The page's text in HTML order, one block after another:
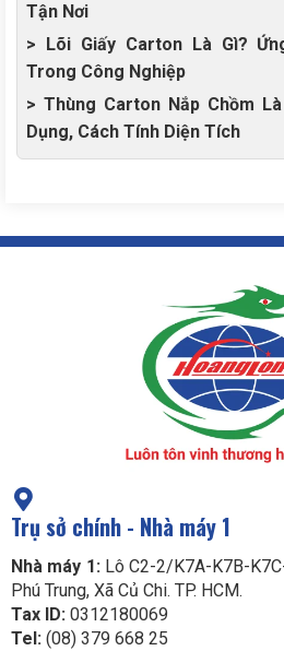
Tận Nơi
> Lõi Giấy Carton Là Gì?
Trong Công Nghiệp
> Thùng Carton Nắp Chồm
Dụng, Cách Tính Diện Tích
Trụ sở chính - Nhà máy 1
Nhà máy 1:Lô C2-2/K7A-K7B-
Phú Trung, Xã Củ Chi. TP. HCM.
Tax ID: 0312180069
Tel: (08) 379 668 25